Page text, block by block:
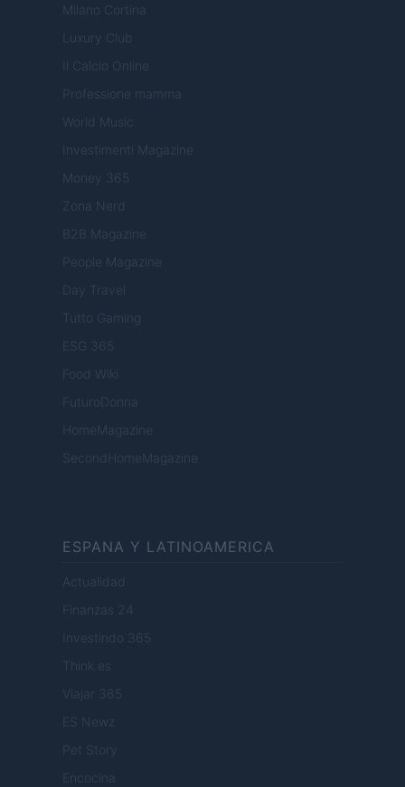
Milano Cortina
Luxury Club
Il Calcio Online
Professione mamma
World Music
Investimenti Magazine
Money 365
Zona Nerd
B2B Magazine
People Magazine
Day Travel
Tutto Gaming
ESG 365
Food Wiki
FuturoDonna
HomeMagazine
SecondHomeMagazine
ESPANA Y LATINOAMERICA
Actualidad
Finanzas 24
Investindo 365
Think.es
Viajar 365
ES Newz
Pet Story
Encocina